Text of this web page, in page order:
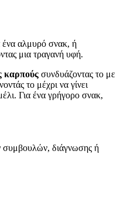
ένα αλμυρό σνακ, ή
μια τραγανή υφή.
καρπούς συνδυάζοντας το με
το μέχρι να γίνει
Για ένα γρήγορο σνακ,
συμβουλών, διάγνωσης ή